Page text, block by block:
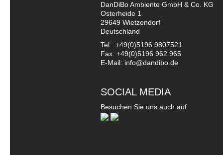
DanDiBo Ambiente GmbH & Co. KG
Osterheide 1
29649 Wietzendorf
Deutschland
Tel.: +49(0)5196 9807521
Fax: +49(0)5196 962 965
E-Mail: info@dandibo.de
SOCIAL MEDIA
Besuchen Sie uns auch auf